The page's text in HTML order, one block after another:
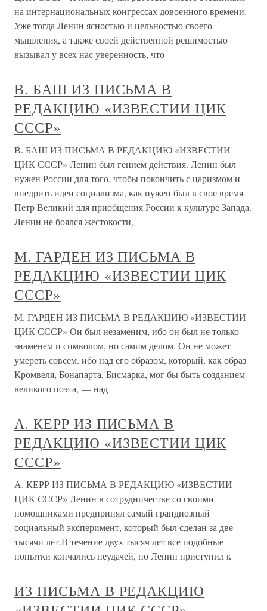
на интернациональных конгрессах довоенного времени.
Уже тогда Ленин ясностью и цельностью своего
мышления, а также своей действенной решимостью
вызывал у всех нас уверенность, что
В. БАШ ИЗ ПИСЬМА В
РЕДАКЦИЮ «ИЗВЕСТИИ ЦИК
СССР»
В. БАШ ИЗ ПИСЬМА В РЕДАКЦИЮ «ИЗВЕСТИИ
ЦИК СССР» Ленин был гением действия. Ленин был
нужен России для того, чтобы покончить с царизмом и
внедрить идеи социализма, как нужен был в свое время
Петр Великий для приобщения России к культуре Запада.
Ленин не боялся жестокости,
М. ГАРДЕН ИЗ ПИСЬМА В
РЕДАКЦИЮ «ИЗВЕСТИИ ЦИК
СССР»
М. ГАРДЕН ИЗ ПИСЬМА В РЕДАКЦИЮ «ИЗВЕСТИИ
ЦИК СССР» Он был незаменим, ибо он был не только
знаменем и символом, но самим делом. Он не может
умереть совсем. ибо над его образом, который, как образ
Кромвеля, Бонапарта, Бисмарка, мог бы быть созданием
великого поэта, — над
А. КЕРР ИЗ ПИСЬМА В
РЕДАКЦИЮ «ИЗВЕСТИИ ЦИК
СССР»
А. КЕРР ИЗ ПИСЬМА В РЕДАКЦИЮ «ИЗВЕСТИИ
ЦИК СССР» Ленин в сотрудничестве со своими
помощниками предпринял самый грандиозный
социальный эксперимент, который был сделан за две
тысячи лет.В течение двух тысяч лет все подобные
попытки кончались неудачей, но Ленин приступил к
ИЗ ПИСЬМА В РЕДАКЦИЮ